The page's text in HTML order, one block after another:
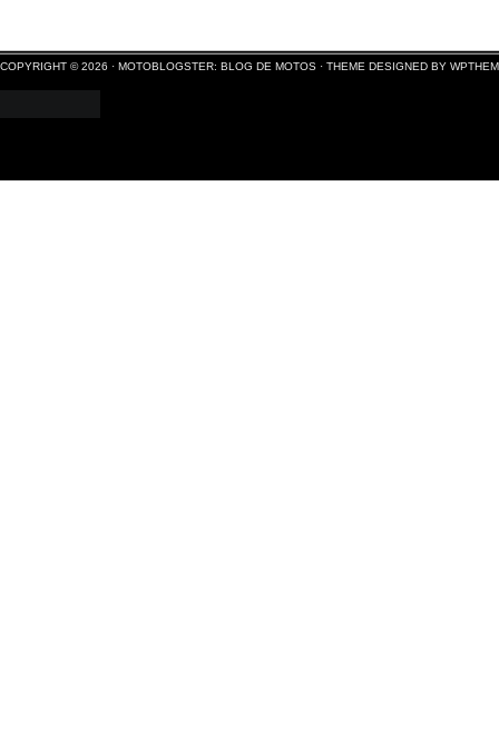
COPYRIGHT © 2026 · MOTOBLOGSTER: BLOG DE MOTOS · THEME DESIGNED BY